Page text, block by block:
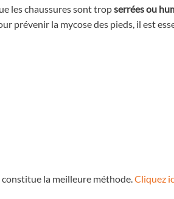
les chaussures sont tropserrées ou
prévenir la mycose des pieds, il est
la meilleure méthode.Cliquez